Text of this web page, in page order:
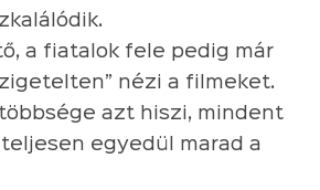
a fiatalok fele pedig már
nézi a filmeket.
azt hiszi, mindent
egyedül marad a